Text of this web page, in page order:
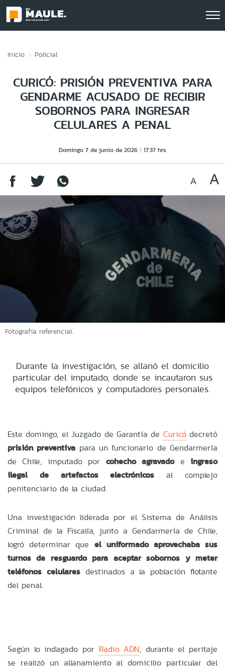
Inicio Policial
CURICÓ: PRISIÓN PREVENTIVA PARA
GENDARME ACUSADO DE RECIBIR
SOBORNOS PARA INGRESAR
CELULARES A PENAL
Domingo 7 de junio de 2026 17:37 hrs
Fotografía referencial.
Durante la investigación, se allanó el domicilio
particular del imputado, donde se incautaron sus
equipos telefónicos y computadores personales.
Este domingo, el Juzgado de Garantía de Curicódecretó
prisión preventiva para un funcionario de Gendarmería
de Chile, imputado por cohecho agravadoe ingreso
ilegal de artefactos electrónicos al complejo
penitenciario de la ciudad.
Una investigación liderada por el Sistema de Análisis
Criminal de la Fiscalía, junto a Gendarmería de Chile,
logró determinar que el uniformado aprovechaba sus
turnos de resguardo para aceptar sobornos y meter
teléfonos celularesdestinados a la población flotante
del penal.
Según lo indagado por Radio ADN, durante el peritaje
se realizó un allanamiento al domicilio particular del